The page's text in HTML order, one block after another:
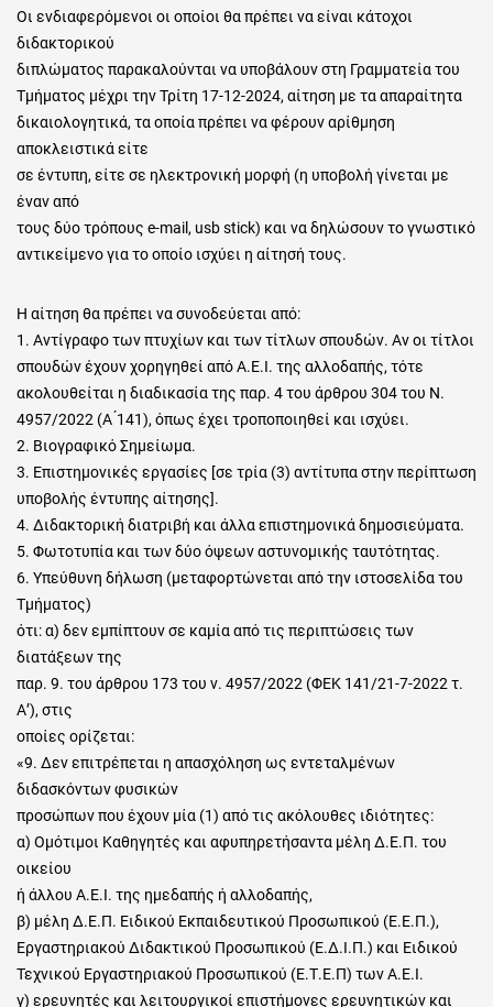
Οι ενδιαφερόμενοι οι οποίοι θα πρέπει να είναι κάτοχοι
διδακτορικού
διπλώματος παρακαλούνται να υποβάλουν στη Γραμματεία του
Τμήματος μέχρι την Τρίτη 17-12-2024, αίτηση με τα απαραίτητα
δικαιολογητικά, τα οποία πρέπει να φέρουν αρίθμηση
αποκλειστικά είτε
σε έντυπη, είτε σε ηλεκτρονική μορφή (η υποβολή γίνεται με
έναν από
τους δύο τρόπους e-mail, usb stick) και να δηλώσουν το γνωστικό
αντικείμενο για το οποίο ισχύει η αίτησή τους.
Η αίτηση θα πρέπει να συνοδεύεται από:
1. Αντίγραφο των πτυχίων και των τίτλων σπουδών. Αν οι τίτλοι
σπουδών έχουν χορηγηθεί από Α.Ε.Ι. της αλλοδαπής, τότε
ακολουθείται η διαδικασία της παρ. 4 του άρθρου 304 του Ν.
4957/2022 (Α ́141), όπως έχει τροποποιηθεί και ισχύει.
2. Βιογραφικό Σημείωμα.
3. Επιστημονικές εργασίες [σε τρία (3) αντίτυπα στην περίπτωση
υποβολής έντυπης αίτησης].
4. Διδακτορική διατριβή και άλλα επιστημονικά δημοσιεύματα.
5. Φωτοτυπία και των δύο όψεων αστυνομικής ταυτότητας.
6. Υπεύθυνη δήλωση (μεταφορτώνεται από την ιστοσελίδα του
Τμήματος)
ότι: α) δεν εμπίπτουν σε καμία από τις περιπτώσεις των
διατάξεων της
παρ. 9. του άρθρου 173 του ν. 4957/2022 (ΦΕΚ 141/21-7-2022 τ.
Α’), στις
οποίες ορίζεται:
«9. Δεν επιτρέπεται η απασχόληση ως εντεταλμένων
διδασκόντων φυσικών
προσώπων που έχουν μία (1) από τις ακόλουθες ιδιότητες:
α) Ομότιμοι Καθηγητές και αφυπηρετήσαντα μέλη Δ.Ε.Π. του
οικείου
ή άλλου Α.Ε.Ι. της ημεδαπής ή αλλοδαπής,
β) μέλη Δ.Ε.Π. Ειδικού Εκπαιδευτικού Προσωπικού (Ε.Ε.Π.),
Εργαστηριακού Διδακτικού Προσωπικού (Ε.Δ.Ι.Π.) και Ειδικού
Τεχνικού Εργαστηριακού Προσωπικού (Ε.Τ.Ε.Π) των Α.Ε.Ι.
γ) ερευνητές και λειτουργικοί επιστήμονες ερευνητικών και